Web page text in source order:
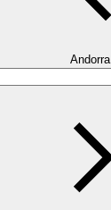
Andorra